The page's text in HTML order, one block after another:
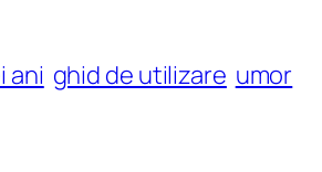
ani ghid de utilizare umor